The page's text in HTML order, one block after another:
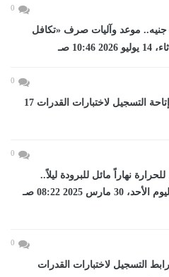
0
4 مليارات جنيه.. موعد وآليات صرف «تكافل
صـ
0
تنسيق الجامعات 2026.. إتاحة التسجيل لاختبارات القدرات 17
0
نهاراً مائل للبرودة ليلاً..
والعظمى فى القاهرة...اليوم الأحد، 30 مارس 2025 08:22 صـ
0
الجامعات 2026.. رابط التسجيل لاختبارات القدرات